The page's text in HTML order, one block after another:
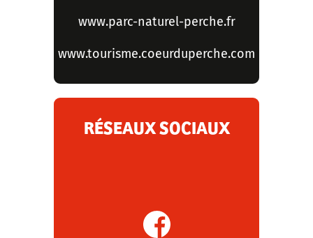
www.parc-naturel-perche.fr
www.tourisme.coeurduperche.com
RÉSEAUX SOCIAUX